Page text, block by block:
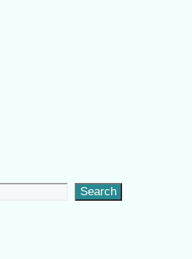
Search